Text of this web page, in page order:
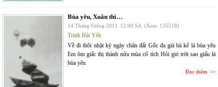
Bùa yêu, Xuân thì…
14 Tháng Giêng 2011 12:00 SA (Xem: 135518)
Trịnh Hải Yến
Về đi thôi nhật ký ngày chân đất Gốc đa già bà kể lá bùa yêu
Em ôm giấc thị thành nửa mùa cổ tích Hỏi gió trời sao giấu lá
bùa yêu
Đọc thêm